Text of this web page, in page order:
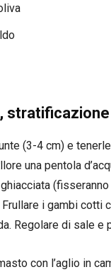
(3-4 cm) e
una pentola
i gambi
Regolare di sale e
con l’aglio in